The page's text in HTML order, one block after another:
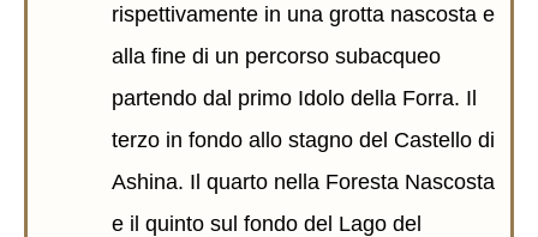
rispettivamente in una grotta nascosta e
alla fine di un percorso subacqueo
partendo dal primo Idolo della Forra. Il
terzo in fondo allo stagno del Castello di
Ashina. Il quarto nella Foresta Nascosta
e il quinto sul fondo del Lago del